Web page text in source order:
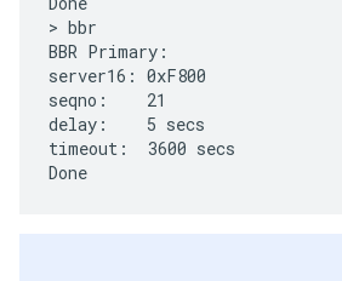
> bbr
BBR Primary:
server16: 0xF800
seqno:    21
delay:    5 secs
timeout:  3600 secs